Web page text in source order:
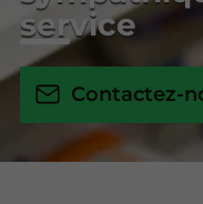
service
Contactez-